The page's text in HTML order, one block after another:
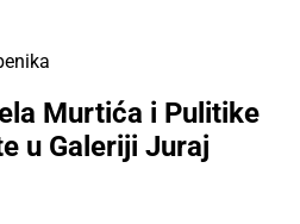
Murtića i Pulitike
u Galeriji Juraj